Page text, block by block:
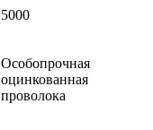
5000
Особопрочная
оцинкованная
проволока